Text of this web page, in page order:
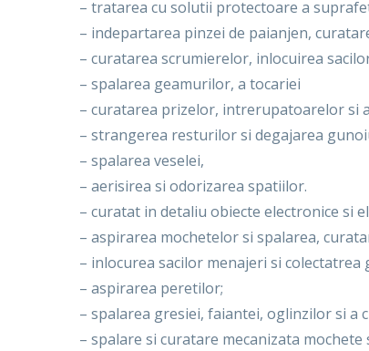
– tratarea cu solutii protectoare a
– indepartarea pinzei de paianjen,
– curatarea scrumierelor, inlocuirea
– spalarea geamurilor, a tocariei
– curatarea prizelor, intrerupatoarelor si
– strangerea resturilor si degajarea
– spalarea veselei,
– aerisirea si odorizarea spatiilor.
– curatat in detaliu obiecte electronice si
– aspirarea mochetelor si spalarea,
– inlocurea sacilor menajeri si colectatrea
– aspirarea peretilor;
– spalarea gresiei, faiantei, oglinzilor si a
– spalare si curatare mecanizata mochete